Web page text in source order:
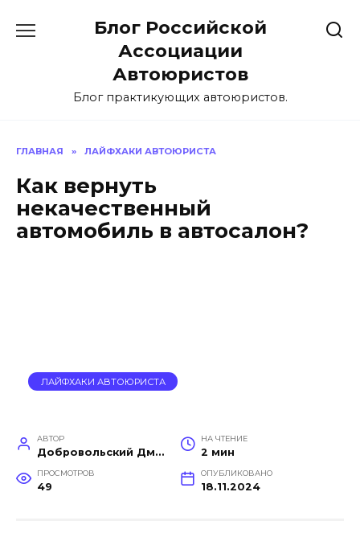
Блог Российской
Ассоциации
Автоюристов
Блог практикующих автоюристов.
ГЛАВНАЯ » ЛАЙФХАКИ АВТОЮРИСТА
Как вернуть
некачественный
автомобиль в автосалон?
ЛАЙФХАКИ АВТОЮРИСТА
АВТОР
Добровольский Дмитрий
НА ЧТЕНИЕ
2 мин
ПРОСМОТРОВ
49
ОПУБЛИКОВАНО
18.11.2024